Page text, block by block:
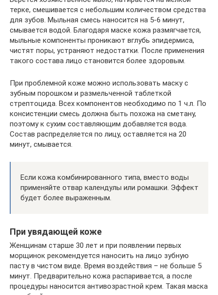
терке, смешивается с небольшим количеством средства
для зубов. Мыльная смесь наносится на 5-6 минут,
смывается водой. Благодаря маске кожа размягчается,
мыльные компоненты проникают вглубь эпидермиса,
чистят поры, устраняют недостатки. После применения
такого состава лицо становится более здоровым.
При проблемной коже можно использовать маску с
зубным порошком и размельченной таблеткой
стрептоцида. Всех компонентов необходимо по 1 ч.л. По
консистенции смесь должна быть похожа на сметану,
поэтому к сухим составляющим добавляется вода.
Состав распределяется по лицу, оставляется на 20
минут, смывается.
Если кожа комбинированного типа, вместо воды
применяйте отвар календулы или ромашки. Эффект
будет более выраженным.
При увядающей коже
Женщинам старше 30 лет и при появлении первых
морщинок рекомендуется наносить на лицо зубную
пасту в чистом виде. Время воздействия – не больше 5
минут. Предварительно кожа распаривается, а после
процедуры наносится антивозрастной крем. Такая маска